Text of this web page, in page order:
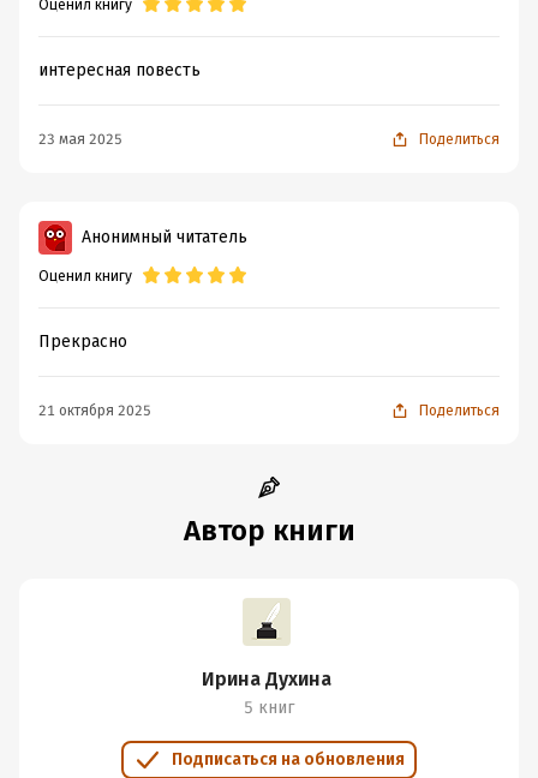
Оценил книгу
интересная повесть
23 мая 2025 Поделиться
Анонимный читатель
Оценил книгу
Прекрасно
21 октября 2025 Поделиться
Автор книги
Ирина Духина
5 книг
Подписаться на обновления